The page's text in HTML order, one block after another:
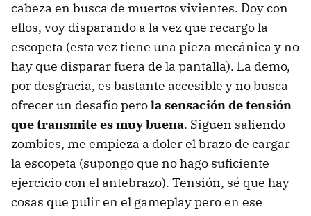
cabeza en busca de muertos vivientes. Doy con
ellos, voy disparando a la vez que recargo la
escopeta (esta vez tiene una pieza mecánica y no
hay que disparar fuera de la pantalla). La demo,
por desgracia, es bastante accesible y no busca
ofrecer un desafío perola sensación de tensión
que transmite es muy buena. Siguen saliendo
zombies, me empieza a doler el brazo de cargar
la escopeta (supongo que no hago suficiente
ejercicio con el antebrazo). Tensión, sé que hay
cosas que pulir en el gameplay pero en ese